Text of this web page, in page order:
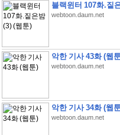
블랙윈터 107화.짙
webtoon.daum.net
악한 기사 43화 (웹
webtoon.daum.net
악한 기사 34화 (웹
webtoon.daum.net